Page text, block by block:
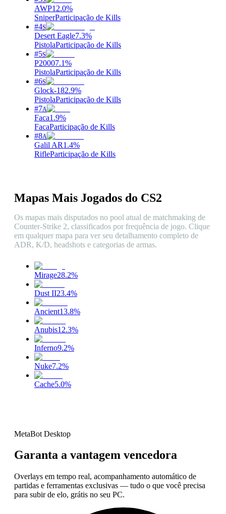
AWP12.0%
SniperParticipação de Kills
#4S
Desert Eagle7.3%
PistolaParticipação de Kills
#5S
P20007.1%
PistolaParticipação de Kills
#6S
Glock-182.9%
PistolaParticipação de Kills
#7A
Faca1.9%
FacaParticipação de Kills
#8A
Galil AR1.4%
RifleParticipação de Kills
Mapas Mais Jogados do CS2
Os mapas mais disputados no pool atual de matchmaking de
Counter-Strike 2, classificados por frequência de jogo. Clique
em qualquer mapa para ver seu detalhamento completo de
ADR, K/D, headshots e categorias de armas.
Mirage28.2%
Dust II23.4%
Ancient13.8%
Anubis12.3%
Inferno9.2%
Nuke7.2%
Cache5.0%
MetaBot Desktop
Garanta a vantagem vencedora
Overlays em tempo real, acompanhamento automático de
partidas e ferramentas exclusivas — tudo o que você precisa
para subir de elo, grátis no seu PC.